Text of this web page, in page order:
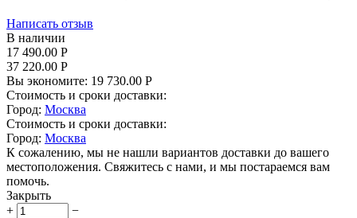
Написать отзыв
В наличии
17 490.00 Р
37 220.00 Р
Вы экономите: 19 730.00 Р
Стоимость и сроки доставки:
Город: Москва
Стоимость и сроки доставки:
Город: Москва
К сожалению, мы не нашли вариантов доставки до вашего
местоположения. Свяжитесь с нами, и мы постараемся вам
помочь.
Закрыть
+
−